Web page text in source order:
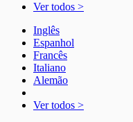
Ver todos >
Inglês
Espanhol
Francês
Italiano
Alemão
Ver todos >